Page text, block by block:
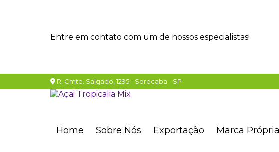
Entre em contato com um de nossos especialistas!
R. Cmte. Salgado, 1295 - Sorocaba - SP
Home Sobre Nós Exportação Marca Própria